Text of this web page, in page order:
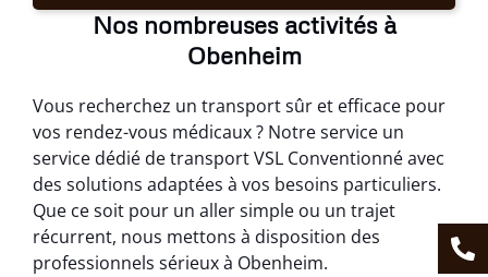
Nos nombreuses activités à
Obenheim
Vous recherchez un transport sûr et efficace pour
vos rendez-vous médicaux ? Notre service un
service dédié de transport VSL Conventionné avec
des solutions adaptées à vos besoins particuliers.
Que ce soit pour un aller simple ou un trajet
récurrent, nous mettons à disposition des
professionnels sérieux à Obenheim.